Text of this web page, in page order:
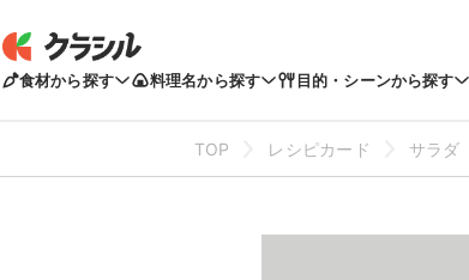
食材から探す 料理名から探す 目的・シーンから探す
TOP レシピカード サラダ